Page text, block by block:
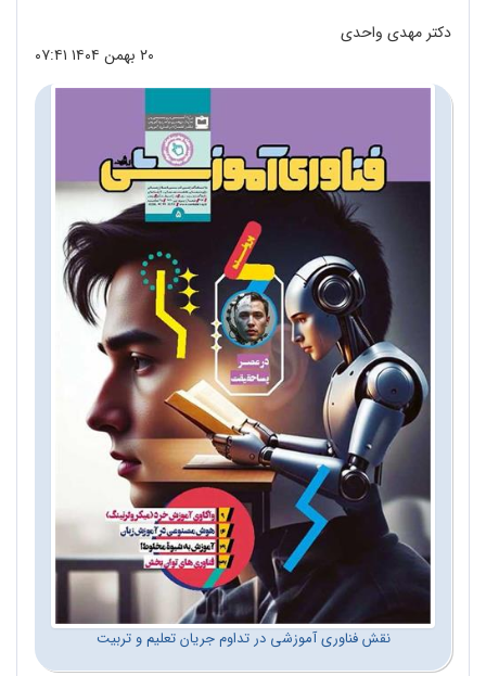
دکتر مهدی واحدی
۲۰ بهمن ۱۴۰۴
۰۷:۴۱
نقش فناوری آموزشی در تداوم جریان تعلیم و تربیت